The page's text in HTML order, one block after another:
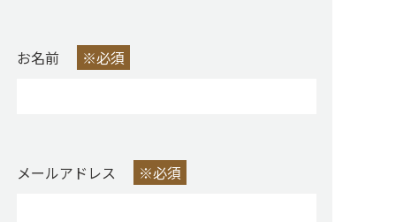
お名前 ※必須
メールアドレス ※必須